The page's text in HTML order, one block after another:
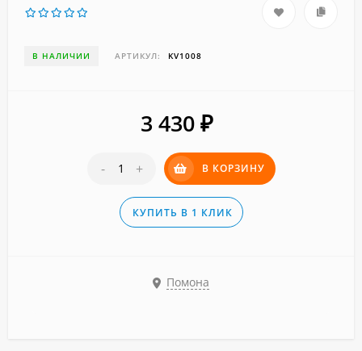
В НАЛИЧИИ АРТИКУЛ: KV1008
3 430 ₽
- + В КОРЗИНУ
КУПИТЬ В 1 КЛИК
Помона